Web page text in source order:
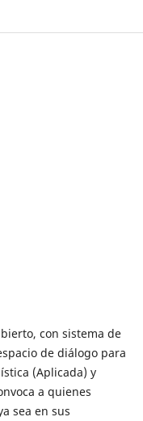
con sistema de
de diálogo para
(Aplicada) y
a quienes
sea en sus